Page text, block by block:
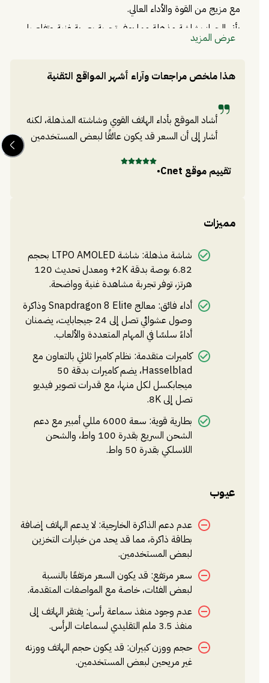
مع مزيج من القوة والأداء العالي.
يأتي الجهاز بشاشة مذهلة مما يوفر تجربة بصرية غنية وتفاصيل
واضحة سواء عند مشاهدة الفيديوهات أو تصفح الصور. يعمل
الثقيلة. كما أن الهاتف مزود بسعة تخزين داخلية لتخزين جميع
ملفاتك بسهولة، مع كاميرا تلتقط صورًا عالية الجودة وتفاصيل
غنية حتى في الإضاءة المنخفضة.
كما يتميز أون بلس 13 ببطارية تدوم طويلاً مع شحن سريع
يجعل استخدام الهاتف طوال اليوم أكثر سهولة.
عرض المزيد
هذا ملخص مراجعات وآراء أشهر المواقع التقنية
أشاد الموقع بأداء الهاتف القوي وشاشته المذهلة، لكنه
أشار إلى أن السعر قد يكون عائقًا لبعض المستخدمين
تقييم موقع Cnet
•
مميزات
شاشة مذهلة: شاشة LTPO AMOLED بحجم
6.82 بوصة بدقة 2K+ ومعدل تحديث 120
هرتز، توفر تجربة مشاهدة غنية وواضحة.
أداء فائق: معالج Snapdragon 8 Elite وذاكرة
وصول عشوائي تصل إلى 24 جيجابايت، يضمنان
أداءً سلسًا في المهام المتعددة والألعاب.
كاميرات متقدمة: نظام كاميرا ثلاثي بالتعاون مع
Hasselblad، يضم كاميرات بدقة 50
ميجابكسل لكل منها، مع قدرات تصوير فيديو
تصل إلى 8K.
بطارية قوية: سعة 6000 مللي أمبير مع دعم
الشحن السريع بقدرة 100 واط، والشحن
اللاسلكي بقدرة 50 واط.
عيوب
عدم دعم الذاكرة الخارجية: لا يدعم الهاتف إضافة
بطاقة ذاكرة، مما قد يحد من خيارات التخزين
لبعض المستخدمين.
سعر مرتفع: قد يكون السعر مرتفعًا بالنسبة
لبعض الفئات، خاصة مع المواصفات المتقدمة.
عدم وجود منفذ سماعة رأس: يفتقر الهاتف إلى
منفذ 3.5 ملم التقليدي لسماعات الرأس.
حجم ووزن كبيران: قد يكون حجم الهاتف ووزنه
غير مريحين لبعض المستخدمين.